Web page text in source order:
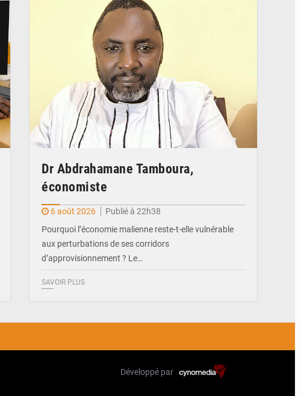
Dr Abdrahamane Tamboura,
économiste
6 août 2026
Publié à 22h38
Pourquoi l’économie malienne reste-t-elle vulnérable
aux perturbations de ses corridors
d’approvisionnement ? Le…
SAVOIR PLUS
Développé par